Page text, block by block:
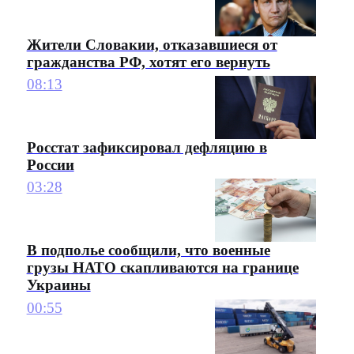
Жители Словакии, отказавшиеся от
гражданства РФ, хотят его вернуть
08:13
Росстат зафиксировал дефляцию в
России
03:28
В подполье сообщили, что военные
грузы НАТО скапливаются на границе
Украины
00:55